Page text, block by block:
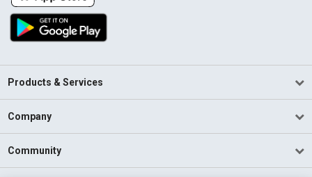
Products & Services
Company
Community